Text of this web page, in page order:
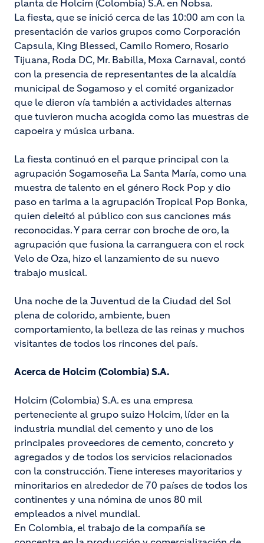
planta de Holcim (Colombia) S.A. en Nobsa.
La fiesta, que se inició cerca de las 10:00 am con la
presentación de varios grupos como Corporación
Capsula, King Blessed, Camilo Romero, Rosario
Tijuana, Roda DC, Mr. Babilla, Moxa Carnaval, contó
con la presencia de representantes de la alcaldía
municipal de Sogamoso y el comité organizador
que le dieron vía también a actividades alternas
que tuvieron mucha acogida como las muestras de
capoeira y música urbana.
La fiesta continuó en el parque principal con la
agrupación Sogamoseña La Santa María, como una
muestra de talento en el género Rock Pop y dio
paso en tarima a la agrupación Tropical Pop Bonka,
quien deleitó al público con sus canciones más
reconocidas. Y para cerrar con broche de oro, la
agrupación que fusiona la carranguera con el rock
Velo de Oza, hizo el lanzamiento de su nuevo
trabajo musical.
Una noche de la Juventud de la Ciudad del Sol
plena de colorido, ambiente, buen
comportamiento, la belleza de las reinas y muchos
visitantes de todos los rincones del país.
Acerca de Holcim (Colombia) S.A.
Holcim (Colombia) S.A. es una empresa
perteneciente al grupo suizo Holcim, líder en la
industria mundial del cemento y uno de los
principales proveedores de cemento, concreto y
agregados y de todos los servicios relacionados
con la construcción. Tiene intereses mayoritarios y
minoritarios en alrededor de 70 países de todos los
continentes y una nómina de unos 80 mil
empleados a nivel mundial.
En Colombia, el trabajo de la compañía se